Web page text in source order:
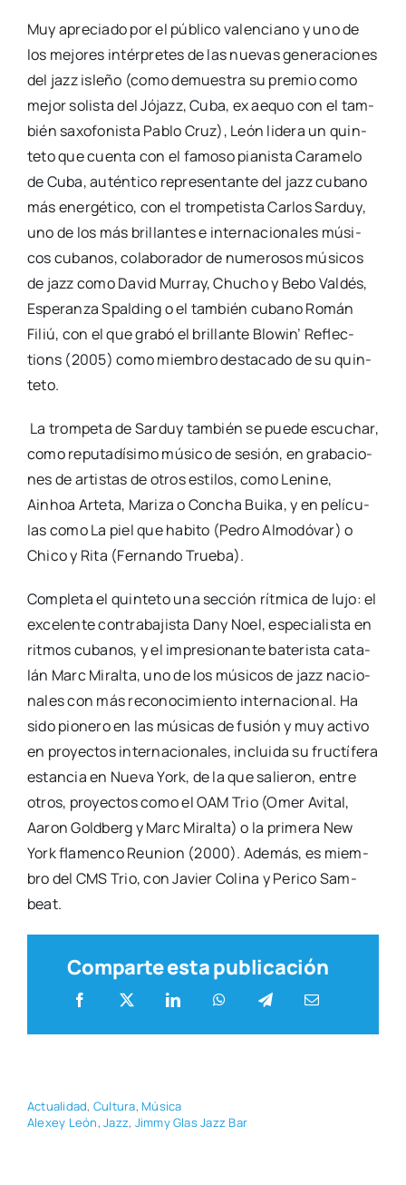
Muy apre­cia­do por el públi­co valen­ciano y uno de
los mejo­res intér­pre­tes de las nue­vas gene­ra­cio­nes
del jazz isle­ño (como demues­tra su pre­mio como
mejor solis­ta del Jójazz, Cuba, ex aequo con el tam­
bién saxo­fo­nis­ta Pablo Cruz), León lide­ra un quin­
te­to que cuen­ta con el famo­so pia­nis­ta Cara­me­lo
de Cuba, autén­ti­co repre­sen­tan­te del jazz cubano
más ener­gé­ti­co, con el trom­pe­tis­ta Car­los Sar­duy,
uno de los más bri­llan­tes e inter­na­cio­na­les músi­
cos cuba­nos, cola­bo­ra­dor de nume­ro­sos músi­cos
de jazz como David Murray, Chu­cho y Bebo Val­dés,
Espe­ran­za Spal­ding o el tam­bién cubano Román
Filiú, con el que gra­bó el bri­llan­te Blo­win’ Reflec­
tions (2005) como miem­bro des­ta­ca­do de su quin­
te­to.
La trom­pe­ta de Sar­duy tam­bién se pue­de escu­char,
como repu­tadí­si­mo músi­co de sesión, en gra­ba­cio­
nes de artis­tas de otros esti­los, como Leni­ne,
Ainhoa Arte­ta, Mari­za o Con­cha Bui­ka, y en pelí­cu­
las como La piel que habi­to (Pedro Almo­dó­var) o
Chi­co y Rita (Fer­nan­do True­ba).
Com­ple­ta el quin­te­to una sec­ción rít­mi­ca de lujo: el
exce­len­te con­tra­ba­jis­ta Dany Noel, espe­cia­lis­ta en
rit­mos cuba­nos, y el impre­sio­nan­te bate­ris­ta cata­
lán Marc Miral­ta, uno de los músi­cos de jazz nacio­
na­les con más reco­no­ci­mien­to inter­na­cio­nal. Ha
sido pio­ne­ro en las músi­cas de fusión y muy acti­vo
en pro­yec­tos inter­na­cio­na­les, inclui­da su fruc­tí­fe­ra
estan­cia en Nue­va York, de la que salie­ron, entre
otros, pro­yec­tos como el OAM Trio (Omer Avi­tal,
Aaron Gold­berg y Marc Miral­ta) o la pri­me­ra New
York fla­men­co Reunion (2000). Ade­más, es miem­
bro del CMS Trio, con Javier Coli­na y Peri­co Sam­
beat.
Comparte esta publicación
Actua­li­dad, Cul­tu­ra, Músi­ca
Ale­xey León,Jazz, Jimmy Glas Jazz Bar